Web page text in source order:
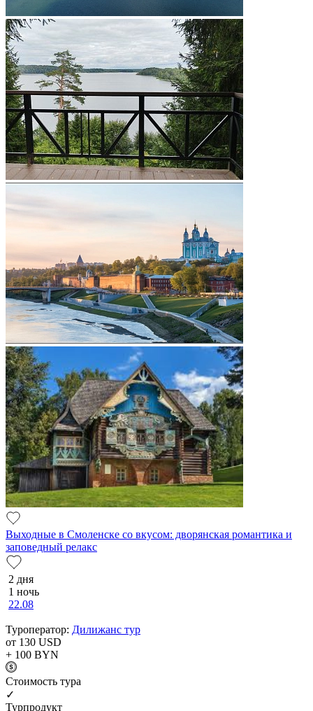
Выходные в Смоленске со вкусом: дворянская романтика и
заповедный релакс
2 дня
1 ночь
22.08
Туроператор: Дилижанс тур
от 130 USD
+ 100 BYN
Cтоимость тура
✓
Турпродукт